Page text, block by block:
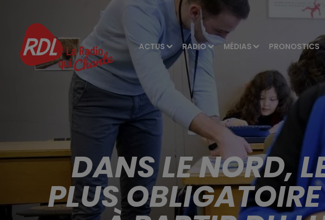
ACTUS RADIO MÉDIAS PRONOSTICS
DANS LE NORD,
PLUS